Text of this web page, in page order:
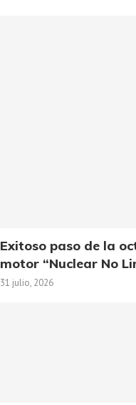
Exitoso paso de la
motor “Nuclear No
31 julio, 2026